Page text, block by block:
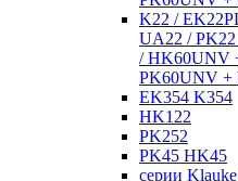
K22 /
UA22 /
/ HK60UNV
PK60UNV +
EK354 K354
HK122
PK252
PK45 HK45
серии